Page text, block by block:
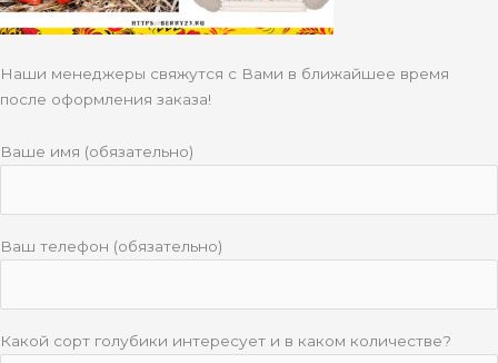
Наши менеджеры свяжутся с Вами в ближайшее время
после оформления заказа!
Ваше имя (обязательно)
Ваш телефон (обязательно)
Какой сорт голубики интересует и в каком количестве?